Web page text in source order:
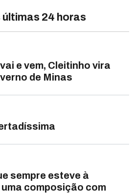
24 horas
e vem, Cleitinho vira
de Minas
sempre esteve à
composição com